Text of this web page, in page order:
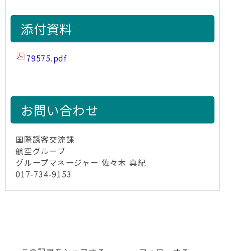
添付資料
79575.pdf
お問い合わせ
国際誘客交流課
航空グループ
グループマネージャー 佐々木 真紀
017-734-9153